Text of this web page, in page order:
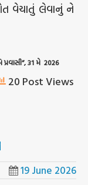
વેચાતું લેવાનું ને
પ્રવાસી”, 31મે 2026
20 Post Views
19 June 2026